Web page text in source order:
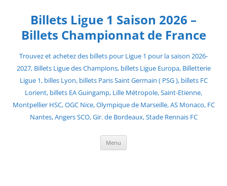
contentBillets Ligue 1 Saison 2026 –
Billets Championnat de France
Trouvez et achetez des billets pour Ligue 1 pour la saison 2026-
2027, Billets Ligue des Champions, billets Ligue Europa, Billetterie
Ligue 1, billes Lyon, billets Paris Saint Germain ( PSG ), billets FC
Lorient, billets EA Guingamp, Lille Métropole, Saint-Etienne,
Montpellier HSC, OGC Nice, Olympique de Marseille, AS Monaco, FC
Nantes, Angers SCO, Gir. de Bordeaux, Stade Rennais FC
Menu